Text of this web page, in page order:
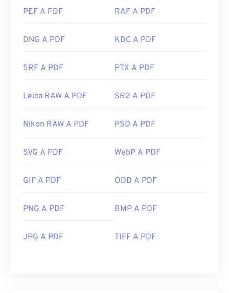
PEF A PDF RAF A PDF
DNG A PDF KDC A PDF
SRF A PDF PTX A PDF
Leica RAW A PDF SR2 A PDF
Nikon RAW A PDF PSD A PDF
SVG A PDF WebP A PDF
GIF A PDF ODD A PDF
PNG A PDF BMP A PDF
JPG A PDF TIFF A PDF